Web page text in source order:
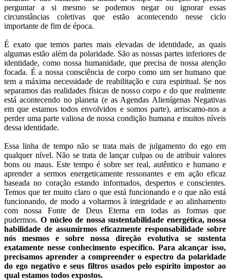
perguntar a si mesmo se podemos negar ou ignorar essas
circunstâncias coletivas que estão acontecendo nesse ciclo
importante de fim de época.
É exato que temos partes mais elevadas de identidade, as quais
algumas estão além da polaridade. São as nossas partes inferiores de
identidade, como nossa humanidade, que precisa de nossa atenção
focada. É a nossa consciência de corpo como um ser humano que
tem a máxima necessidade de reabilitação e cura espiritual. Se nos
separamos das realidades físicas de nosso corpo e do que realmente
está acontecendo no planeta (e as Agendas Alienígenas Negativas
em que estamos todos envolvidos e somos parte), arriscamo-nos a
perder uma parte valiosa de nossa condição humana e muitos níveis
dessa identidade.
Essa linha de tempo não se trata mais de julgamento do ego em
qualquer nível. Não se trata de lançar culpas ou de atribuir valores
bons ou maus. Este tempo é sobre ser real, autêntico e humano e
aprender a sermos energeticamente ressonantes e em ação eficaz
baseada no coração estando informados, despertos e conscientes.
Temos que ter muito claro o que está funcionando e o que não está
funcionando, de modo a voltarmos à integridade e ao alinhamento
com nossa Fonte de Deus Eterna em todas as formas que
pudermos.O núcleo de nossa sustentabilidade energética, nossa
habilidade de assumirmos eficazmente responsabilidade sobre
nós mesmos e sobre nossa direção evolutiva se sustenta
exatamente nesse conhecimento específico. Para alcançar isso,
precisamos aprender a compreender o espectro da polaridade
do ego negativo e seus filtros usados pelo espírito impostor ao
qual estamos todos expostos.